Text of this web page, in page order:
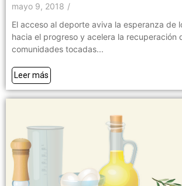
mayo 9, 2018 /
El acceso al deporte aviva la esperanza de
hacia el progreso y acelera la recuperación
comunidades tocadas...
Leer más